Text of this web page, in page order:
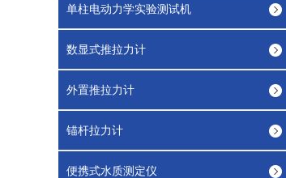
单柱电动力学实验测试机
数显式推拉力计
外置推拉力计
锚杆拉力计
便携式水质测定仪